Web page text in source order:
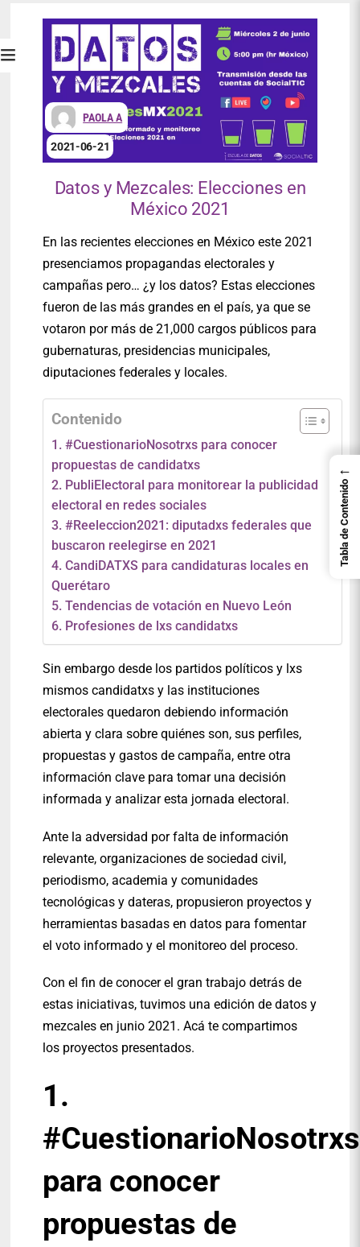
PAOLA A
2021-06-21
Datos y Mezcales: Elecciones en
México 2021
En las recientes elecciones en México este 2021
presenciamos propagandas electorales y
campañas pero… ¿y los datos? Estas elecciones
fueron de las más grandes en el país, ya que se
votaron por más de 21,000 cargos públicos para
gubernaturas, presidencias municipales,
diputaciones federales y locales.
Contenido
1. #CuestionarioNosotrxs para conocer
propuestas de candidatxs
2. PubliElectoral para monitorear la publicidad
electoral en redes sociales
3. #Reeleccion2021: diputadxs federales que
buscaron reelegirse en 2021
4. CandiDATXS para candidaturas locales en
Querétaro
5. Tendencias de votación en Nuevo León
6. Profesiones de lxs candidatxs
Sin embargo desde los partidos políticos y lxs
mismos candidatxs y las instituciones
electorales quedaron debiendo información
abierta y clara sobre quiénes son, sus perfiles,
propuestas y gastos de campaña, entre otra
información clave para tomar una decisión
informada y analizar esta jornada electoral.
Ante la adversidad por falta de información
relevante, organizaciones de sociedad civil,
periodismo, academia y comunidades
tecnológicas y dateras, propusieron proyectos y
herramientas basadas en datos para fomentar
el voto informado y el monitoreo del proceso.
Con el fin de conocer el gran trabajo detrás de
estas iniciativas, tuvimos una edición de datos y
mezcales en junio 2021. Acá te compartimos
los proyectos presentados.
1.
#CuestionarioNosotrxs
para conocer
propuestas de
←
Tabla de Contenido